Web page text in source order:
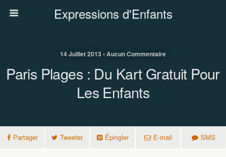
Expressions d'Enfants
14 Juillet 2013 • Aucun Commentaire
Paris Plages : Du Kart Gratuit Pour
Les Enfants
Partager Tweeter Épingler E-mail SMS